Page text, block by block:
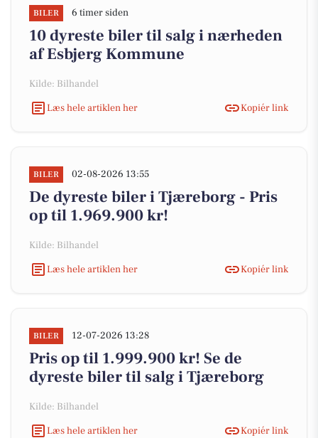
BILER 6 timer siden
10 dyreste biler til salg i nærheden
af Esbjerg Kommune
Kilde: Bilhandel
Læs hele artiklen her
Kopiér link
BILER 02-08-2026 13:55
De dyreste biler i Tjæreborg - Pris
op til 1.969.900 kr!
Kilde: Bilhandel
Læs hele artiklen her
Kopiér link
BILER 12-07-2026 13:28
Pris op til 1.999.900 kr! Se de
dyreste biler til salg i Tjæreborg
Kilde: Bilhandel
Læs hele artiklen her
Kopiér link